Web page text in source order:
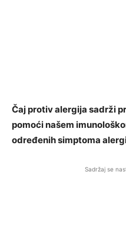
Čaj protiv alergija sadrži
pomoći našem
određenih simptoma
Sadržaj se